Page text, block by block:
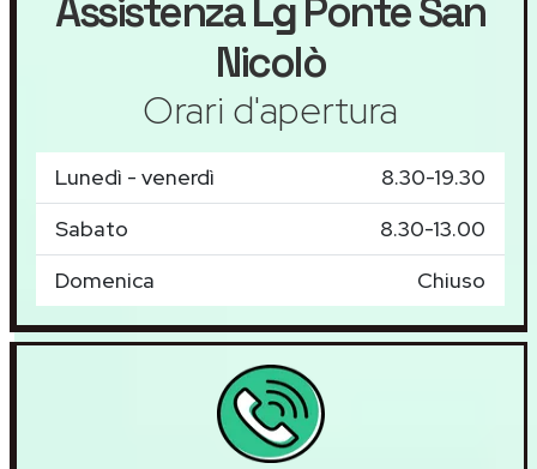
Assistenza LgPonte San
Nicolò
Orari d'apertura
Lunedì - venerdì
8.30-19.30
Sabato
8.30-13.00
Domenica
Chiuso